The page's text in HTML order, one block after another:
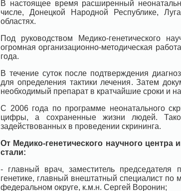
В настоящее время расширенный
числе, Донецкой Народной Республике,
областях.
Под руководством Медико-генетического
огромная организационно-методическая
года.
В течение суток после подтверждения
для определения тактики лечения. Затем
необходимый препарат в кратчайшие сроки и
С 2006 года по программе неонатального
цифры, а сохраненные жизни людей.
задействованных в проведении скрининга.
От Медико-генетического научного
стали:
- главный врач, заместитель
генетике, главный внештатный специалист по
федеральном округе, к.м.н. Сергей Воронин;